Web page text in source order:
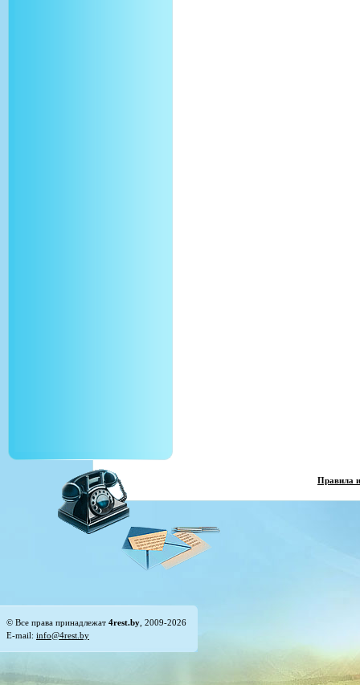
Правила
© Все права принадлежат 4rest.by , 2009-2026
E-mail: info@4rest.by